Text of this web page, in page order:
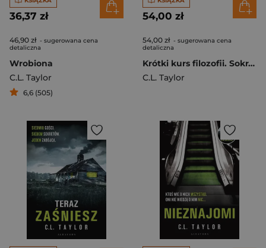
36,37 zł
46,90 zł - sugerowana cena
detaliczna
Wrobiona
C.L. Taylor
6,6 (505)
54,00 zł
54,00 zł - sugerowana cena
detaliczna
Krótki kurs filozofii. Sokrates
C.L. Taylor